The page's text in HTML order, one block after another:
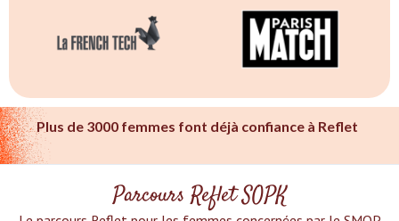
Plus de 3000 femmes font déjà confiance à Reflet
Parcours Reflet SOPK